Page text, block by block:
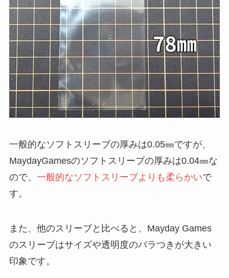
一般的なソフトスリーブの厚みは0.05㎜ですが、
MaydayGamesのソフトスリーブの厚みは0.04㎜な
ので、 一般的なソフトスリーブよりも柔らかいで
す。
また、他のスリーブと比べると、Mayday Games
のスリーブはサイズや透明度のバラつきが大きい
印象です。